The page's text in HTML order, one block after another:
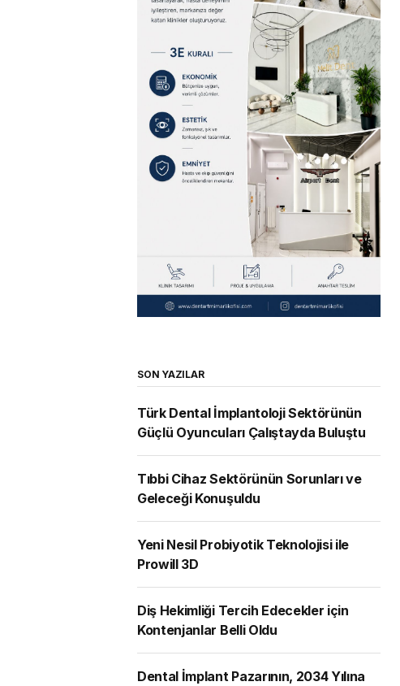
SON YAZILAR
Türk Dental İmplantoloji Sektörünün
Güçlü Oyuncuları Çalıştayda Buluştu
Tıbbi Cihaz Sektörünün Sorunları ve
Geleceği Konuşuldu
Yeni Nesil Probiyotik Teknolojisi ile
Prowill 3D
Diş Hekimliği Tercih Edecekler için
Kontenjanlar Belli Oldu
Dental İmplant Pazarının, 2034 Yılına